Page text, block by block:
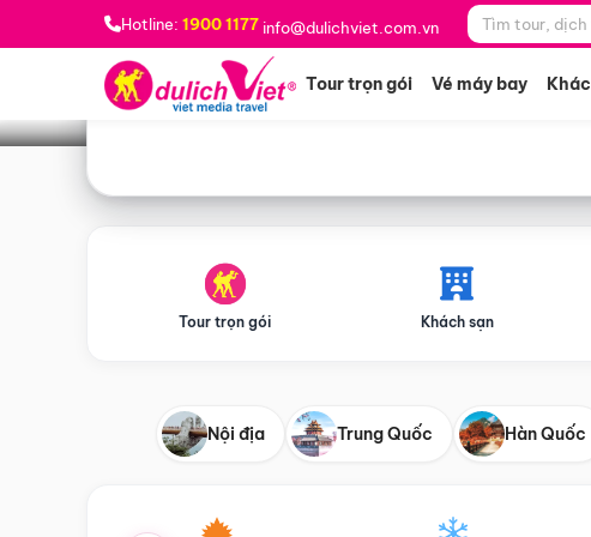
Hotline: 1900 1177 info@dulichviet.com.vn
Tour trọn gói Vé máy bay
Bạn muốn đi đâu? *
Tour trọn gói Khách sạn
Nội địa Trung Quốc Hàn Quốc